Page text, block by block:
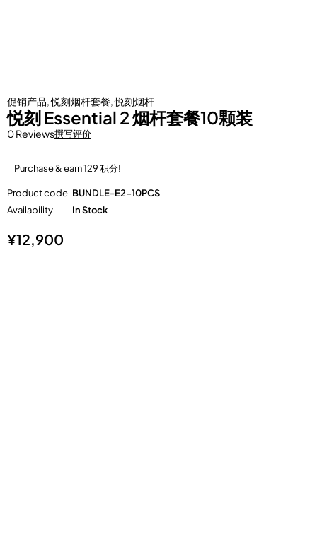
促销产品,悦刻烟杆套餐,悦刻烟杆
悦刻 Essential 2 烟杆套餐10颗装
0 Reviews撰写评价
Purchase & earn 129 积分!
Product code BUNDLE-E2-10PCS
Availability
In Stock
¥12,900